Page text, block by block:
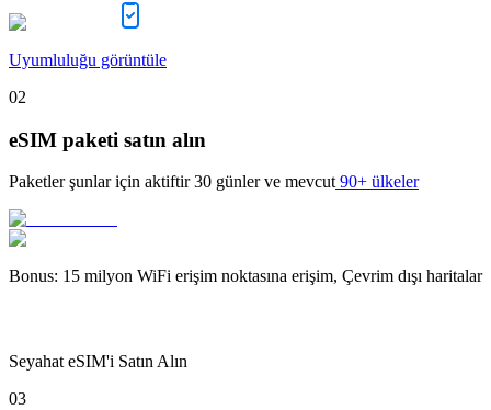
Uyumluluğu görüntüle
02
eSIM paketi satın alın
Paketler şunlar için aktiftir 30 günler ve mevcut 90+ ülkeler
Bonus: 15 milyon WiFi erişim noktasına erişim, Çevrim dışı haritalar
Seyahat eSIM'i Satın Alın
03